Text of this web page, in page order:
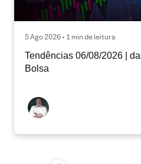
5 Ago 2026 • 1 min de leitura
Tendências 06/08/2026 |
Bolsa